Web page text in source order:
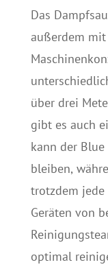
Das
außerdem
über drei
gibt es auch
kann der
bleiben,
trotzdem jede
Geräten von
optimal